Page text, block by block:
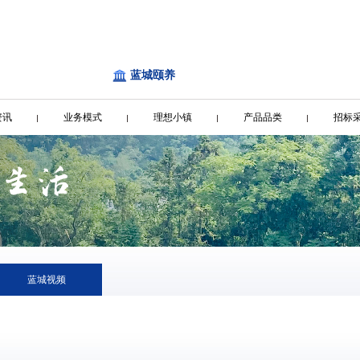
蓝城颐养
讯 业务模式 理想小镇 产品品类 招标
蓝城视频